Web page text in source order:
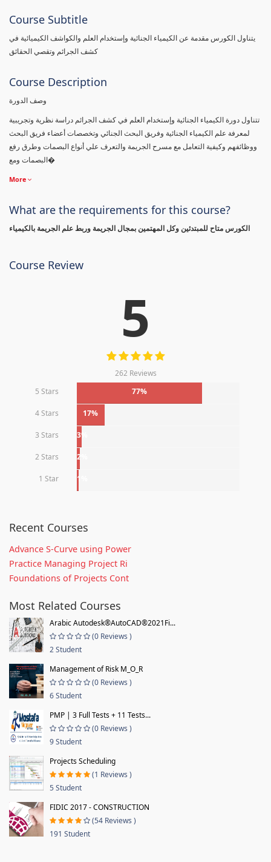
Course Subtitle
يتناول الكورس مقدمة عن الكيمياء الجنائية وإستخدام العلم والكواشف الكيميائية في
كشف الجرائم وتقصي الحقائق
Course Description
وصف الدورة
تتناول دورة الكيمياء الجنائية وإستخدام العلم في كشف الجرائم دراسة نظرية وتجريبية
لمعرفة علم الكيمياء الجنائية وفريق البحث الجنائي وتخصصات أعضاء فريق البحث
ووظائفهم وكيفية التعامل مع مسرح الجريمة والتعرف علي أنواع البصمات وطرق رفع
البصمات ومع�
More
What are the requirements for this course?
الكورس متاح للمبتدئين وكل المهتمين بمجال الجريمة وربط علم الجريمة بالكيمياء
Course Review
5
262 Reviews
5 Stars
77%
4 Stars 17%
3 Stars 3%
2 Stars 2%
1 Star 1%
Recent Courses
Advance S-Curve using Power
Practice Managing Project Ri
Foundations of Projects Cont
Most Related Courses
Arabic Autodesk®AutoCAD®2021Fi...
(0 Reviews )
2 Student
Management of Risk M_O_R
(0 Reviews )
6 Student
PMP | 3 Full Tests + 11 Tests...
(0 Reviews )
9 Student
Projects Scheduling
(1 Reviews )
5 Student
FIDIC 2017 - CONSTRUCTION
(54 Reviews )
191 Student